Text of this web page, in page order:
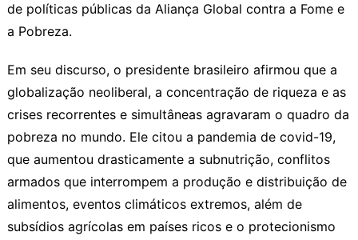
de políticas públicas da Aliança Global contra a Fome e
a Pobreza.
Em seu discurso, o presidente brasileiro afirmou que a
globalização neoliberal, a concentração de riqueza e as
crises recorrentes e simultâneas agravaram o quadro da
pobreza no mundo. Ele citou a pandemia de covid-19,
que aumentou drasticamente a subnutrição, conflitos
armados que interrompem a produção e distribuição de
alimentos, eventos climáticos extremos, além de
subsídios agrícolas em países ricos e o protecionismo